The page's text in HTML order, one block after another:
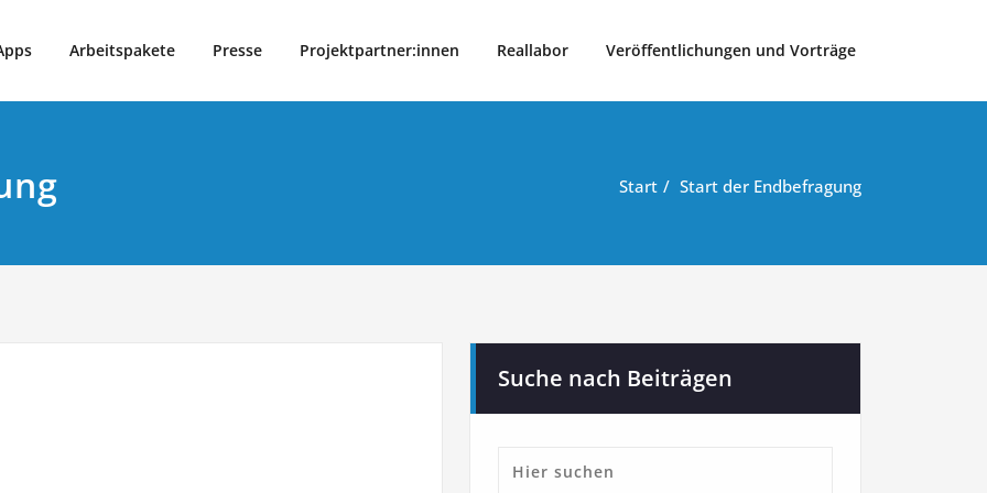
Arbeitspakete Presse Projektpartner:innen Reallabor Veröffentlichungen und Vorträge
Start Start der Endbefragung
Suche nach Beiträgen